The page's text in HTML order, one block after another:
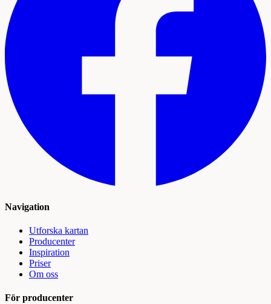
Navigation
Utforska kartan
Producenter
Inspiration
Priser
Om oss
För producenter